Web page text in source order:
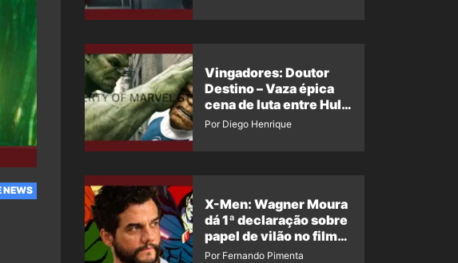
NEWS
Vingadores: Doutor
Destino – Vaza épica
cena de luta entre Hulk
e o Coisa
Por Diego Henrique
X-Men: Wagner Moura
dá 1ª declaração sobre
papel de vilão no filme
da Marvel
Por Fernando Pimenta